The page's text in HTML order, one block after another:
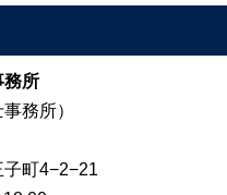
務所
務所）
町4−2−21